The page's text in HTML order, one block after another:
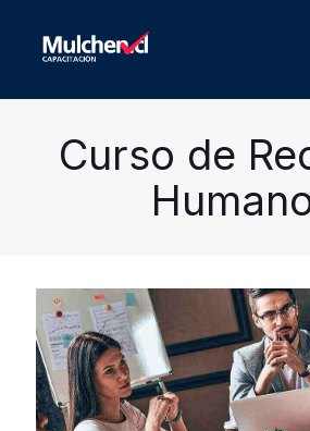
Curso de